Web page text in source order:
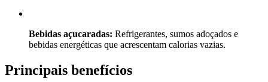
Bebidas açucaradas: Refrigerantes, sumos adoçados e
bebidas energéticas que acrescentam calorias vazias.
Principais benefícios